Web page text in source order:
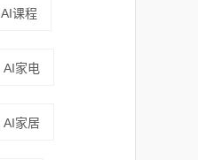
AI课程
AI家电
AI家居